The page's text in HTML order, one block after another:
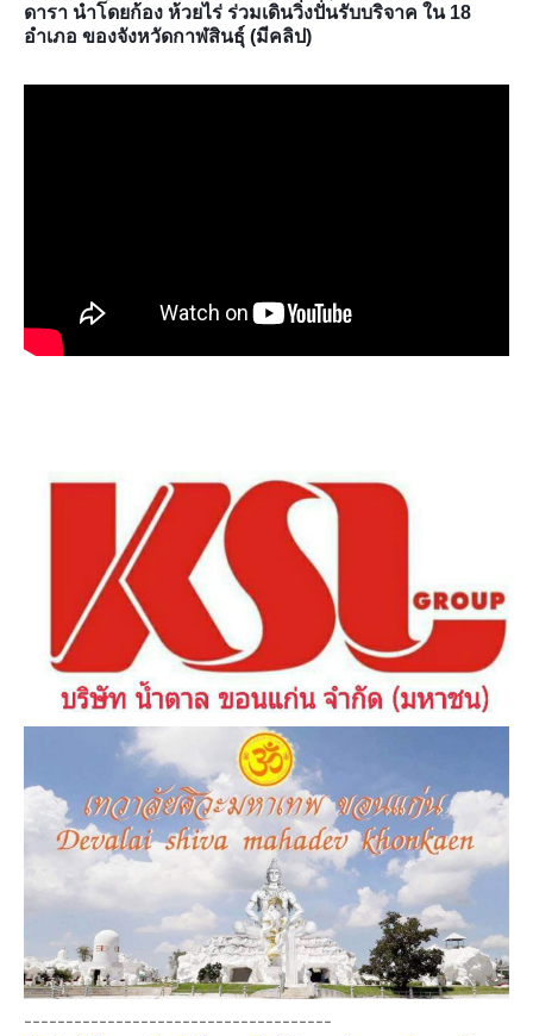
ดารา นำโดยก้อง ห้วยไร่ ร่วมเดินวิ่งปั่นรับบริจาค ใน 18
อำเภอ ของจังหวัดกาฬสินธุ์ (มีคลิป)
-------------------------------------